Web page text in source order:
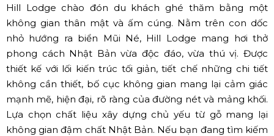
Hill Lodge chào đón du khách ghé thăm bằng một
không gian thân mật và ấm cúng. Nằm trên con dốc
nhỏ hướng ra biển Mũi Né, Hill Lodge mang hơi thở
phong cách Nhật Bản vừa độc đáo, vừa thú vị. Được
thiết kế với lối kiến trúc tối giản, tiết chế những chi tiết
không cần thiết, bố cục không gian mang lại cảm giác
mạnh mẽ, hiện đại, rõ ràng của đường nét và mảng khối.
Lựa chọn chất liệu xây dựng chủ yếu từ gỗ mang lại
không gian đậm chất Nhật Bản. Nếu bạn đang tìm kiếm